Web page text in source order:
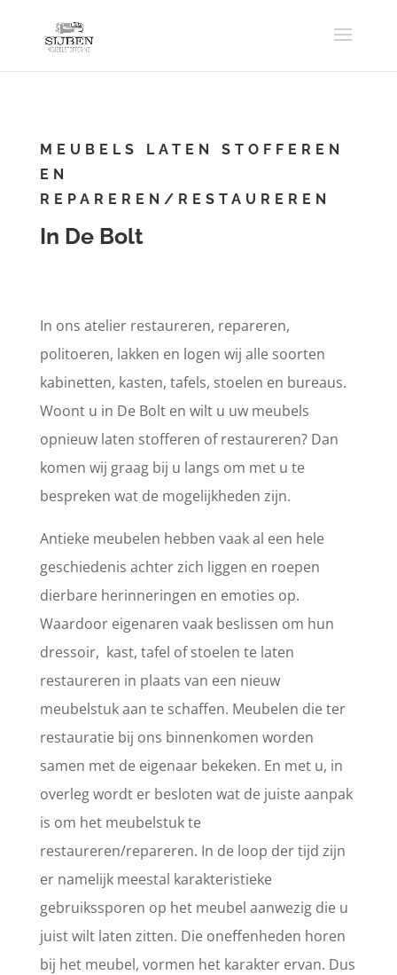
MEUBELS LATEN STOFFEREN
EN
REPAREREN/RESTAUREREN
In De Bolt
In ons atelier restaureren, repareren,
politoeren, lakken en logen wij alle soorten
kabinetten, kasten, tafels, stoelen en bureaus.
Woont u in De Bolt en wilt u uw meubels
opnieuw laten stofferen of restaureren? Dan
komen wij graag bij u langs om met u te
bespreken wat de mogelijkheden zijn.
Antieke meubelen hebben vaak al een hele
geschiedenis achter zich liggen en roepen
dierbare herinneringen en emoties op.
Waardoor eigenaren vaak beslissen om hun
dressoir, kast, tafel of stoelen te laten
restaureren in plaats van een nieuw
meubelstuk aan te schaffen. Meubelen die ter
restauratie bij ons binnenkomen worden
samen met de eigenaar bekeken. En met u, in
overleg wordt er besloten wat de juiste aanpak
is om het meubelstuk te
restaureren/repareren. In de loop der tijd zijn
er namelijk meestal karakteristieke
gebruikssporen op het meubel aanwezig die u
juist wilt laten zitten. Die oneffenheden horen
bij het meubel, vormen het karakter ervan. Dus